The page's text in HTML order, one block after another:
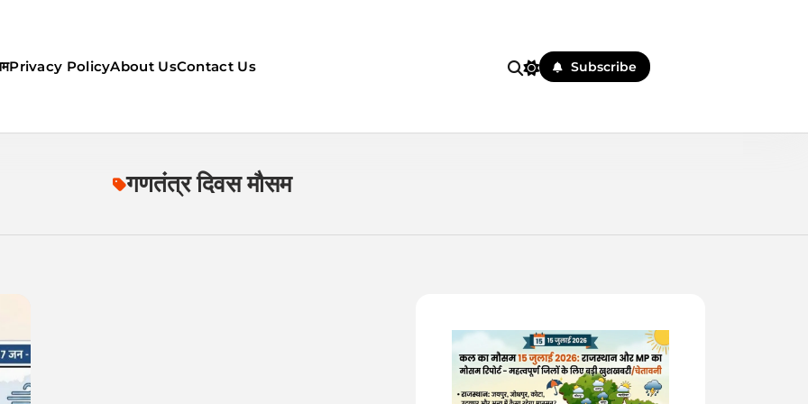
| कल का मौसम की जानकारी सबसे पहले
Privacy PolicyAbout UsContact Us Subscribe
गणतंत्र दिवस मौसम